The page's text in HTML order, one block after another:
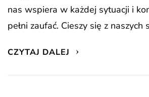
nas wspiera w każdej sytuacji i
pełni zaufać. Cieszy się z
CZYTAJ DALEJ